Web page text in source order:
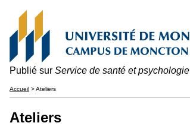
Publié sur Service de santé et psychologie
Accueil > Ateliers
Ateliers